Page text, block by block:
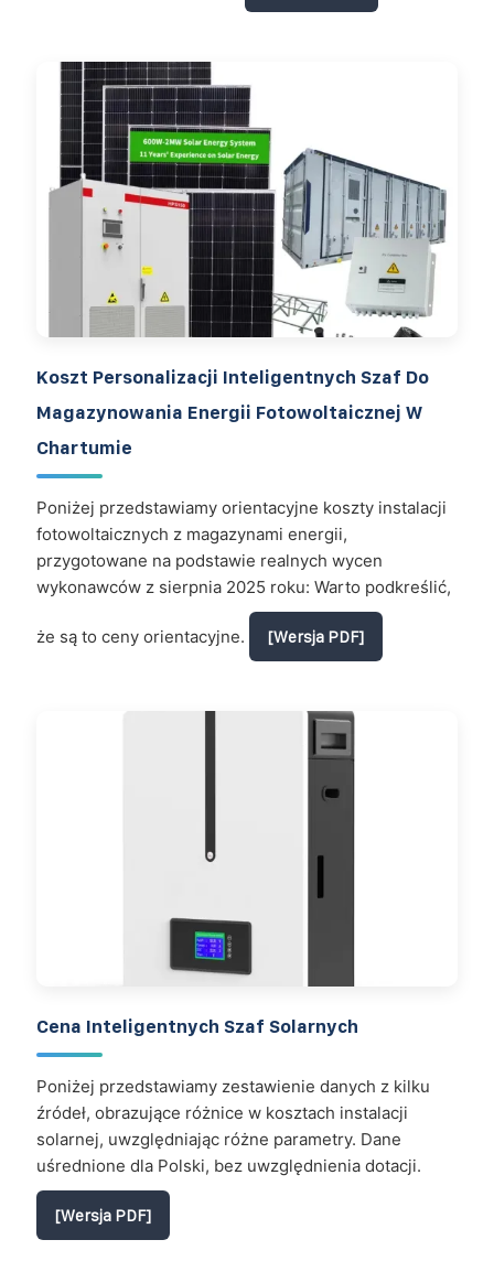
Koszt Personalizacji Inteligentnych Szaf Do
Magazynowania Energii Fotowoltaicznej W
Chartumie
Poniżej przedstawiamy orientacyjne koszty instalacji
fotowoltaicznych z magazynami energii,
przygotowane na podstawie realnych wycen
wykonawców z sierpnia 2025 roku: Warto podkreślić,
że są to ceny orientacyjne. [Wersja PDF]
Cena Inteligentnych Szaf Solarnych
Poniżej przedstawiamy zestawienie danych z kilku
źródeł, obrazujące różnice w kosztach instalacji
solarnej, uwzględniając różne parametry. Dane
uśrednione dla Polski, bez uwzględnienia dotacji.
[Wersja PDF]